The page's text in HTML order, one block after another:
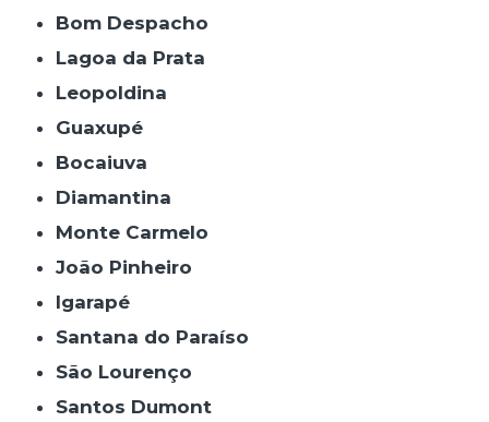
Bom Despacho
Lagoa da Prata
Leopoldina
Guaxupé
Bocaiuva
Diamantina
Monte Carmelo
João Pinheiro
Igarapé
Santana do Paraíso
São Lourenço
Santos Dumont